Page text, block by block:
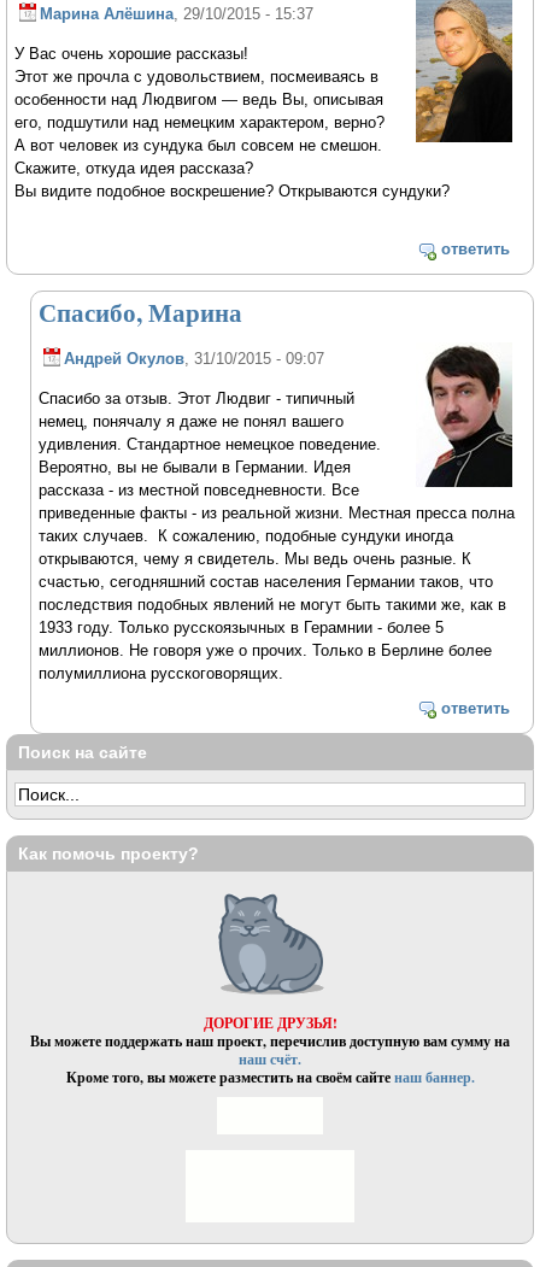
Марина Алёшина, 29/10/2015 - 15:37
У Вас очень хорошие рассказы!
Этот же прочла с удовольствием, посмеиваясь в
особенности над Людвигом — ведь Вы, описывая
его, подшутили над немецким характером, верно?
А вот человек из сундука был совсем не смешон.
Скажите, откуда идея рассказа?
Вы видите подобное воскрешение? Открываются сундуки?
ответить
Спасибо, Марина
Андрей Окулов, 31/10/2015 - 09:07
Спасибо за отзыв. Этот Людвиг - типичный
немец, понячалу я даже не понял вашего
удивления. Стандартное немецкое поведение.
Вероятно, вы не бывали в Германии. Идея
рассказа - из местной повседневности. Все
приведенные факты - из реальной жизни. Местная пресса полна
таких случаев. К сожалению, подобные сундуки иногда
открываются, чему я свидетель. Мы ведь очень разные. К
счастью, сегодняшний состав населения Германии таков, что
последствия подобных явлений не могут быть такими же, как в
1933 году. Только русскоязычных в Герамнии - более 5
миллионов. Не говоря уже о прочих. Только в Берлине более
полумиллиона русскоговорящих.
ответить
Поиск на сайте
Как помочь проекту?
ДОРОГИЕ ДРУЗЬЯ!
Вы можете поддержать наш проект, перечислив доступную вам сумму на
наш счёт.
Кроме того, вы можете разместить на своём сайтенаш баннер.